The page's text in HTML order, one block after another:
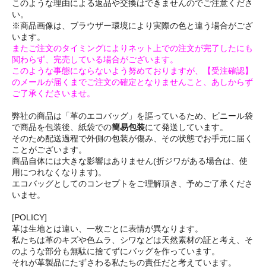
このような理由による返品や交換はできませんのでご注意くださ
い。
※商品画像は、ブラウザー環境により実際の色と違う場合がござ
います。
またご注文のタイミングによりネット上での注文が完了したにも
関わらず、完売している場合がございます。
このような事態にならないよう努めておりますが、【受注確認】
のメールが届くまでご注文の確定となりませんこと、あしからず
ご了承くださいませ。
弊社の商品は「革のエコバッグ」を謳っているため、ビニール袋
で商品を包装後、紙袋での簡易包装にて発送しています。
そのため配送過程で外側の包装が傷み、その状態でお手元に届く
ことがございます。
商品自体には大きな影響はありません(折ジワがある場合は、使
用につれなくなります)。
エコバッグとしてのコンセプトをご理解頂き、予めご了承くださ
いませ。
[POLICY]
革は生地とは違い、一枚ごとに表情が異なります。
私たちは革のキズや色ムラ、シワなどは天然素材の証と考え、そ
のような部分も無駄に捨てずにバッグを作っています。
それが革製品にたずさわる私たちの責任だと考えています。